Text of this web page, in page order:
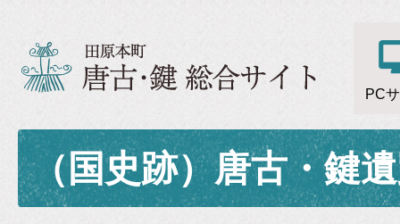
PC
（国史跡）唐古・鍵